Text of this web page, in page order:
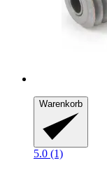
Warenkorb
5.0 (1)